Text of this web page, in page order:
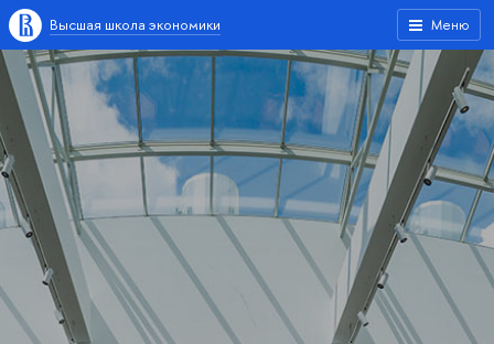
Меню
Высшая школа экономики